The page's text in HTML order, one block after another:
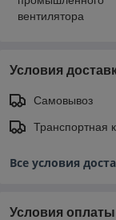
вентилятора
Условия
Самовывоз
Транспортная
Все условия
Условия оплаты